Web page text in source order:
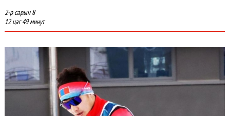
2-р сарын 8
12 цаг 49 минут